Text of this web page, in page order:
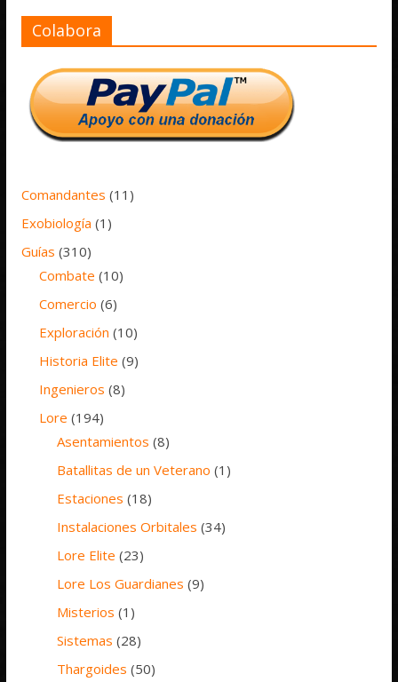
Colabora
Comandantes (11)
Exobiología (1)
Guías (310)
Combate (10)
Comercio (6)
Exploración (10)
Historia Elite (9)
Ingenieros (8)
Lore (194)
Asentamientos (8)
Batallitas de un Veterano (1)
Estaciones (18)
Instalaciones Orbitales (34)
Lore Elite (23)
Lore Los Guardianes (9)
Misterios (1)
Sistemas (28)
Thargoides (50)